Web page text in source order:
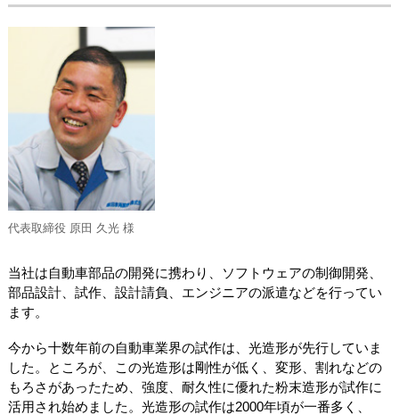
代表取締役 原田 久光 様
当社は自動車部品の開発に携わり、ソフトウェアの制御開発、
部品設計、試作、設計請負、エンジニアの派遣などを行ってい
ます。
今から十数年前の自動車業界の試作は、光造形が先行していま
した。ところが、この光造形は剛性が低く、変形、割れなどの
もろさがあったため、強度、耐久性に優れた粉末造形が試作に
活用され始めました。光造形の試作は2000年頃が一番多く、